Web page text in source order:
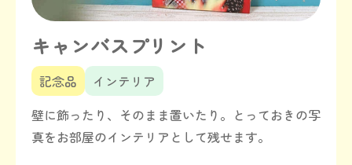
キャンバスプリント
記念品
インテリア
壁に飾ったり、そのまま置いたり。とっておきの写
真をお部屋のインテリアとして残せます。